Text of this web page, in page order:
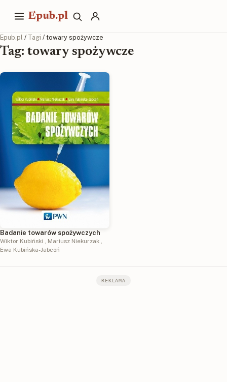
Epub.pl
Epub.pl / Tagi / towary spożywcze
Tag: towary spożywcze
Badanie towarów spożywczych
Wiktor Kubiński , Mariusz Niekurzak ,
Ewa Kubińska-Jabcoń
REKLAMA